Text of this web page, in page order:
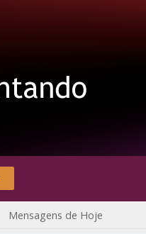
Mensagens de Hoje